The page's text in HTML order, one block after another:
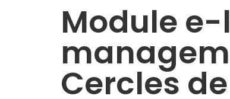
Module
Cercles de